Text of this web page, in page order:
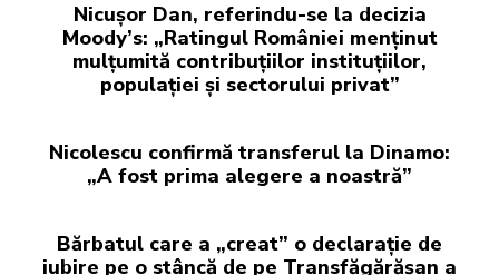
Nicușor Dan, referindu-se la decizia
Moody’s: „Ratingul României menținut
mulțumită contribuțiilor instituțiilor,
populației și sectorului privat”
Nicolescu confirmă transferul la Dinamo:
„A fost prima alegere a noastră”
Bărbatul care a „creat” o declarație de
iubire pe o stâncă de pe Transfăgărășan a